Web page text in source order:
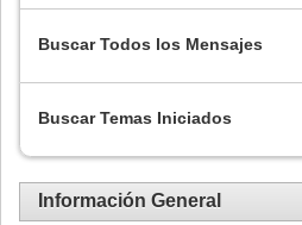
Buscar Todos los Mensajes
Buscar Temas Iniciados
Información General